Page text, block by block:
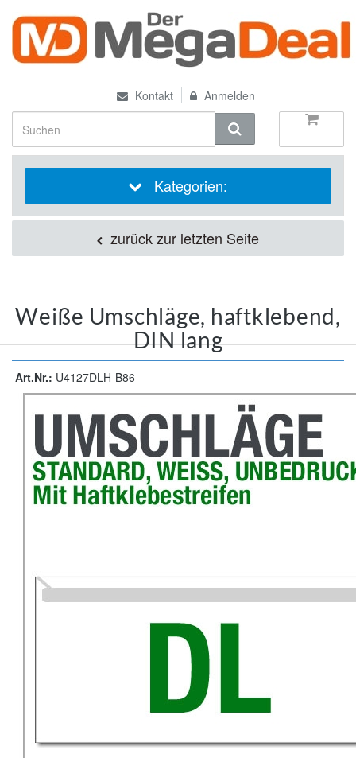
Kontakt Anmelden
Kategorien:
zurück zur letzten Seite
Weiße Umschläge, haftklebend,
DIN lang
Art.Nr.: U4127DLH-B86